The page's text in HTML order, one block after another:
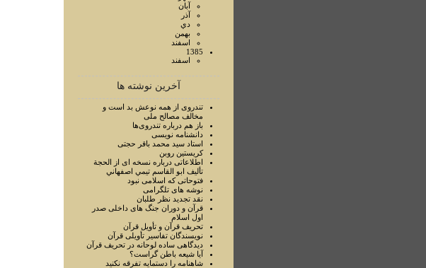
آبان
آذر
دي
بهمن
اسفند
1385
اسفند
آخرین نوشته ها
تندروی از همه نوعش بد است و
مخالف مصالح ملی
باز هم درباره تندروی‌ها
دانشنامه نویسی
استاد سيد محمد باقر حجتی
کریستین روبن
اطلاعاتی درباره نسخه ای از الحجة
تأليف ابو القاسم تيمي اصفهاني
فتوحاتی که اسلامی نبود
نوشه های تلگرامی
نقد تجدید نظر طلبان
قرآن و دوران جنگ های داخلی صدر
اول اسلام
تحريف قرآن و تأويل قرآن
نويسندگان تفاسير تأويلی قرآن
ديدگاهی ساده لوحانه در تحريف قرآن
آيا شيعه باطن گراست؟
شاهنامه را دستمايه تفرقه نکنيد